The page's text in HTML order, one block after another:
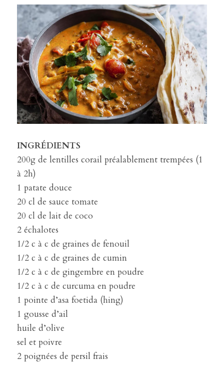
INGRÉDIENTS
200g de lentilles corail préalablement trempées (1
à 2h)
1 patate douce
20 cl de sauce tomate
20 cl de lait de coco
2 échalotes
1/2 c à c de graines de fenouil
1/2 c à c de graines de cumin
1/2 c à c de gingembre en poudre
1/2 c à c de curcuma en poudre
1 pointe d’asa foetida (hing)
1 gousse d’ail
huile d’olive
sel et poivre
2 poignées de persil frais